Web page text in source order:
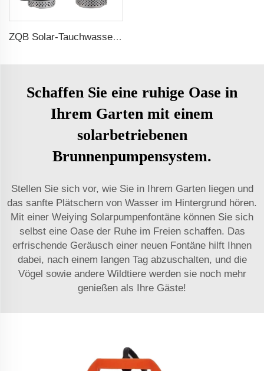
ZQB Solar-Tauchwasserpumpe Bewässerungspumpe
Schaffen Sie eine ruhige Oase in
Ihrem Garten mit einem
solarbetriebenen
Brunnenpumpensystem.
Stellen Sie sich vor, wie Sie in Ihrem Garten liegen und
das sanfte Plätschern von Wasser im Hintergrund hören.
Mit einer Weiying Solarpumpenfontäne können Sie sich
selbst eine Oase der Ruhe im Freien schaffen. Das
erfrischende Geräusch einer neuen Fontäne hilft Ihnen
dabei, nach einem langen Tag abzuschalten, und die
Vögel sowie andere Wildtiere werden sie noch mehr
genießen als Ihre Gäste!